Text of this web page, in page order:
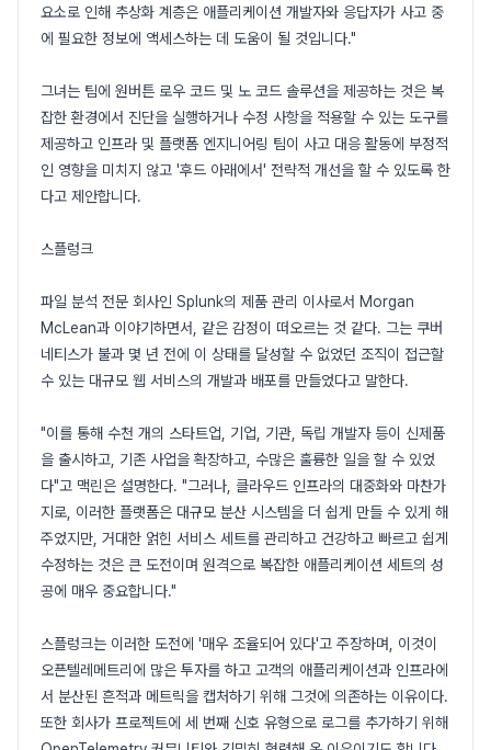
요소로 인해 추상화 계층은 애플리케이션 개발자와 응답자가 사고 중
에 필요한 정보에 액세스하는 데 도움이 될 것입니다."
그녀는 팀에 원버튼 로우 코드 및 노 코드 솔루션을 제공하는 것은 복
잡한 환경에서 진단을 실행하거나 수정 사항을 적용할 수 있는 도구를
제공하고 인프라 및 플랫폼 엔지니어링 팀이 사고 대응 활동에 부정적
인 영향을 미치지 않고 '후드 아래에서' 전략적 개선을 할 수 있도록 한
다고 제안합니다.
스플렁크
파일 분석 전문 회사인 Splunk의 제품 관리 이사로서 Morgan
McLean과 이야기하면서, 같은 감정이 떠오르는 것 같다. 그는 쿠버
네티스가 불과 몇 년 전에 이 상태를 달성할 수 없었던 조직이 접근할
수 있는 대규모 웹 서비스의 개발과 배포를 만들었다고 말한다.
"이를 통해 수천 개의 스타트업, 기업, 기관, 독립 개발자 등이 신제품
을 출시하고, 기존 사업을 확장하고, 수많은 훌륭한 일을 할 수 있었
다"고 맥린은 설명한다. "그러나, 클라우드 인프라의 대중화와 마찬가
지로, 이러한 플랫폼은 대규모 분산 시스템을 더 쉽게 만들 수 있게 해
주었지만, 거대한 얽힌 서비스 세트를 관리하고 건강하고 빠르고 쉽게
수정하는 것은 큰 도전이며 원격으로 복잡한 애플리케이션 세트의 성
공에 매우 중요합니다."
스플렁크는 이러한 도전에 '매우 조율되어 있다'고 주장하며, 이것이
오픈텔레메트리에 많은 투자를 하고 고객의 애플리케이션과 인프라에
서 분산된 흔적과 메트릭을 캡처하기 위해 그것에 의존하는 이유이다.
또한 회사가 프로젝트에 세 번째 신호 유형으로 로그를 추가하기 위해